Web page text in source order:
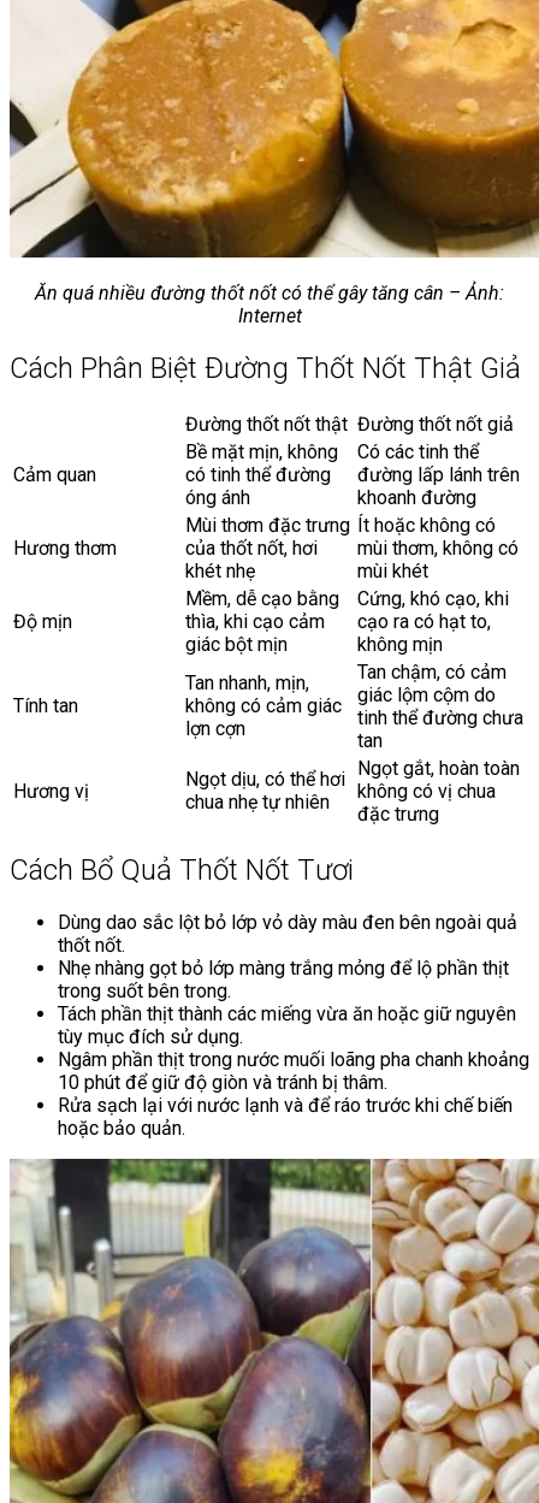
Ăn quá nhiều đường thốt nốt có thể gây tăng cân – Ảnh:
Internet
Cách Phân Biệt Đường Thốt Nốt Thật Giả
Đường thốt nốt thật Đường thốt nốt giả
Cảm quan
Bề mặt mịn, không
có tinh thể đường
óng ánh
Có các tinh thể
đường lấp lánh trên
khoanh đường
Hương thơm
Mùi thơm đặc trưng
của thốt nốt, hơi
khét nhẹ
Ít hoặc không có
mùi thơm, không có
mùi khét
Độ mịn
Mềm, dễ cạo bằng
thìa, khi cạo cảm
giác bột mịn
Cứng, khó cạo, khi
cạo ra có hạt to,
không mịn
Tính tan
Tan nhanh, mịn,
không có cảm giác
lợn cợn
Tan chậm, có cảm
giác lộm cộm do
tinh thể đường chưa
tan
Hương vị
Ngọt dịu, có thể hơi
chua nhẹ tự nhiên
Ngọt gắt, hoàn toàn
không có vị chua
đặc trưng
Cách Bổ Quả Thốt Nốt Tươi
Dùng dao sắc lột bỏ lớp vỏ dày màu đen bên ngoài quả
thốt nốt.
Nhẹ nhàng gọt bỏ lớp màng trắng mỏng để lộ phần thịt
trong suốt bên trong.
Tách phần thịt thành các miếng vừa ăn hoặc giữ nguyên
tùy mục đích sử dụng.
Ngâm phần thịt trong nước muối loãng pha chanh khoảng
10 phút để giữ độ giòn và tránh bị thâm.
Rửa sạch lại với nước lạnh và để ráo trước khi chế biến
hoặc bảo quản.